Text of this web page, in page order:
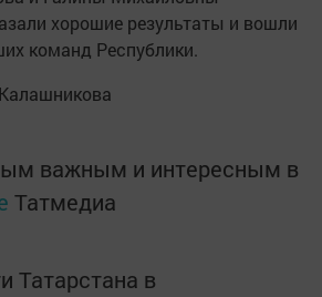
хорошие результаты и вошли
команд Республики.
важным и интересным в
Татмедиа
Татарстана в